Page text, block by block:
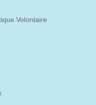
Volontaire